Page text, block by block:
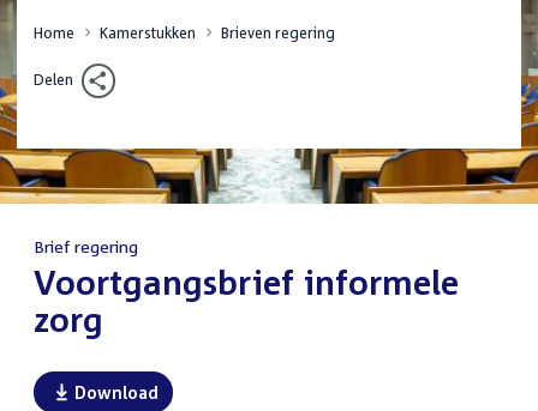
Home Kamerstukken Brieven regering
Delen
Brief regering
:Voortgangsbrief informele
zorg
Download